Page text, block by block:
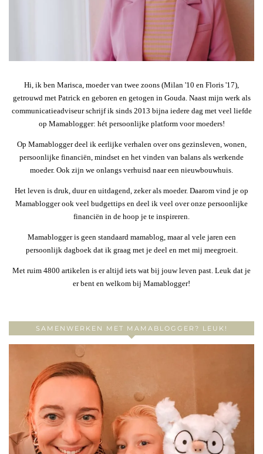
Hi, ik ben Marisca, moeder van twee zoons (Milan '10 en Floris '17),
getrouwd met Patrick en geboren en getogen in Gouda. Naast mijn werk als
communicatieadviseur schrijf ik sinds 2013 bijna iedere dag met veel liefde
op Mamablogger: hét persoonlijke platform voor moeders!
Op Mamablogger deel ik eerlijke verhalen over ons gezinsleven, wonen,
persoonlijke financiën, mindset en het vinden van balans als werkende
moeder. Ook zijn we onlangs verhuisd naar een nieuwbouwhuis.
Het leven is druk, duur en uitdagend, zeker als moeder. Daarom vind je op
Mamablogger ook veel budgettips en deel ik veel over onze persoonlijke
financiën in de hoop je te inspireren.
Mamablogger is geen standaard mamablog, maar al vele jaren een
persoonlijk dagboek dat ik graag met je deel en met mij meegroeit.
Met ruim 4800 artikelen is er altijd iets wat bij jouw leven past. Leuk dat je
er bent en welkom bij Mamablogger!
SAMENWERKEN MET MAMABLOGGER? LEUK!